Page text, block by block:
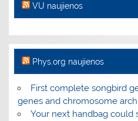
VU naujienos
Phys.org naujienos
First complete songbird
genes and chromosome
Your next handbag could